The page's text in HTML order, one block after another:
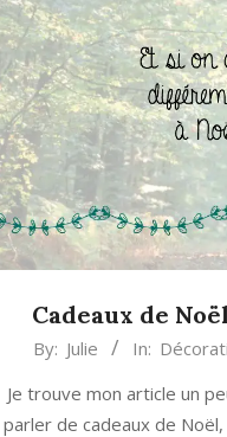
Cadeaux de
2014-
12
By: Julie In:
Je trouve mon article un
parler de cadeaux de